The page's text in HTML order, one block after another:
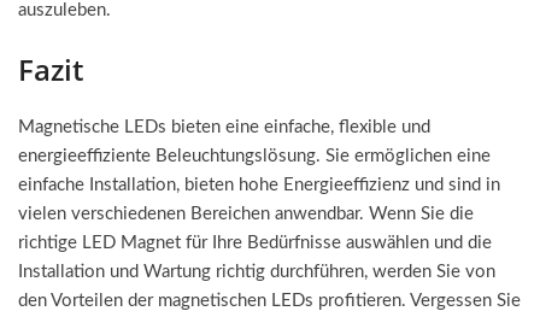
auszuleben.
Fazit
Magnetische LEDs bieten eine einfache, flexible und
energieeffiziente Beleuchtungslösung. Sie ermöglichen eine
einfache Installation, bieten hohe Energieeffizienz und sind in
vielen verschiedenen Bereichen anwendbar. Wenn Sie die
richtige LED Magnet für Ihre Bedürfnisse auswählen und die
Installation und Wartung richtig durchführen, werden Sie von
den Vorteilen der magnetischen LEDs profitieren. Vergessen Sie